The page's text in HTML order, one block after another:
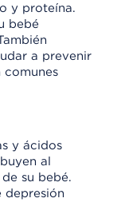
y proteína.
bebé
a prevenir
comunes
y ácidos
al
su bebé.
depresión